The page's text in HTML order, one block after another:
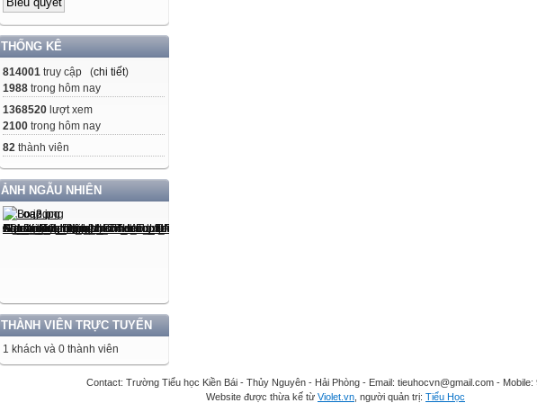
THỐNG KÊ
814001 truy cập (chi tiết)
1988 trong hôm nay
1368520 lượt xem
2100 trong hôm nay
82 thành viên
ẢNH NGẪU NHIÊN
THÀNH VIÊN TRỰC TUYẾN
1 khách và 0 thành viên
Contact: Trường Tiểu học Kiền Bái - Thủy Nguyên - Hải Phòng - Email: tieuhocvn@gmail.com - Mobile:
Website được thừa kế từ Violet.vn , người quản trị: Tiểu Học